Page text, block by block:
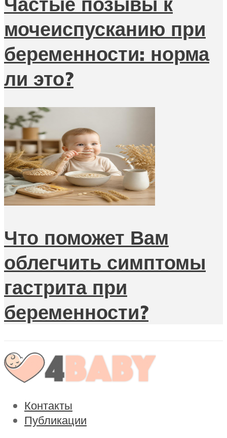
мочеиспусканию при
беременности: норма
ли это?
Что поможет Вам
облегчить симптомы
гастрита при
беременности?
Контакты
Публикации